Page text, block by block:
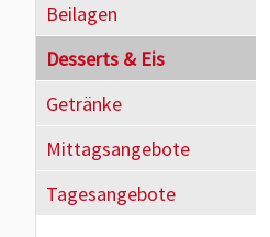
Beilagen
Desserts & Eis
Getränke
Mittagsangebote
Tagesangebote